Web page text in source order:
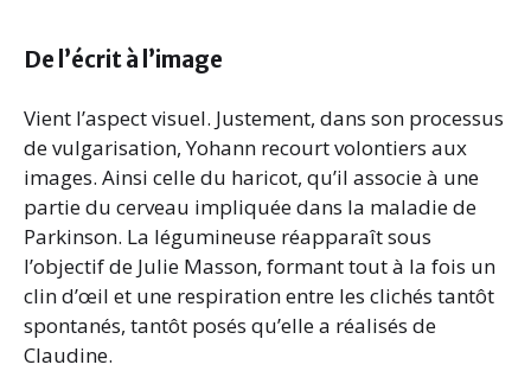
De l’écrit à l’image
Vient l’aspect visuel. Justement, dans son processus
de vulgarisation, Yohann recourt volontiers aux
images. Ainsi celle du haricot, qu’il associe à une
partie du cerveau impliquée dans la maladie de
Parkinson. La légumineuse réapparaît sous
l’objectif de Julie Masson, formant tout à la fois un
clin d’œil et une respiration entre les clichés tantôt
spontanés, tantôt posés qu’elle a réalisés de
Claudine.